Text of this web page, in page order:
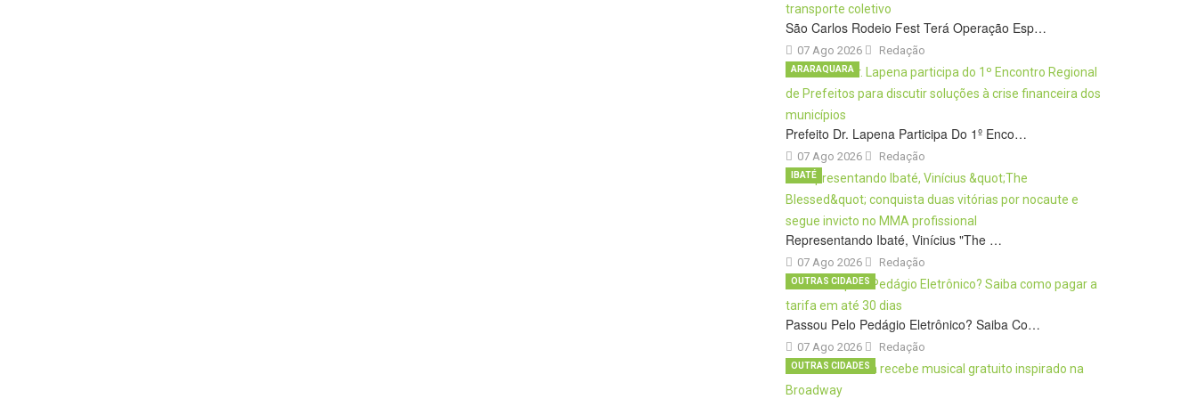
São Carlos Rodeio Fest Terá Operação Esp…
07 Ago 2026 Redação
Prefeito Dr. Lapena Participa Do 1º Enco…
07 Ago 2026
ARARAQUARA
Redação
Representando Ibaté, Vinícius "The …
07 Ago 2026
IBATÉ
Redação
Passou Pelo Pedágio Eletrônico? Saiba Co…
07 Ago 2026
OUTRAS CIDADES
Redação
OUTRAS CIDADES